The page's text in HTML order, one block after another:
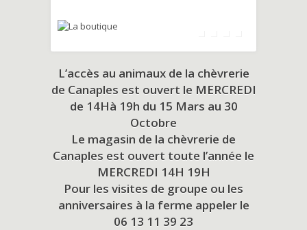
L’accès au animaux de la chèvrerie
de Canaples est ouvert le MERCREDI
de 14Hà 19h du 15 Mars au 30
Octobre
Le magasin de la chèvrerie de
Canaples est ouvert toute l’année le
MERCREDI 14H 19H
Pour les visites de groupe ou les
anniversaires à la ferme appeler le
06 13 11 39 23